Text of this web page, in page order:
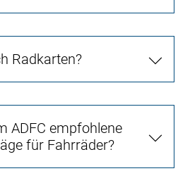
Radkarten?
ADFC empfohlene
für Fahrräder?